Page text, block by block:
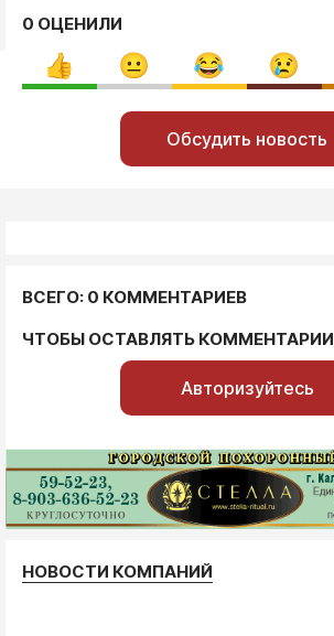
0 ОЦЕНИЛИ
Обсудить новость
ВСЕГО: 0 КОММЕНТАРИЕВ
ЧТОБЫ ОСТАВЛЯТЬ КОММЕНТАРИИ
Авторизуйтесь
НОВОСТИ КОМПАНИЙ